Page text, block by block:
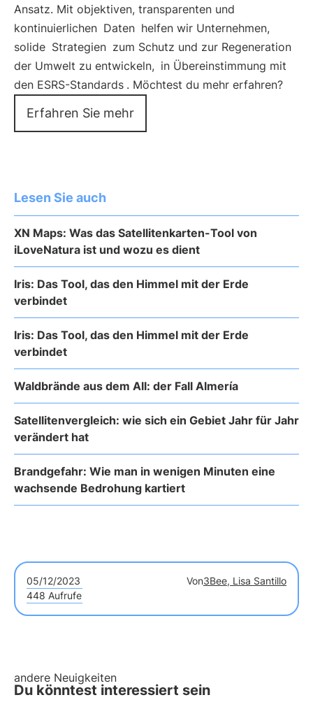
Ansatz. Mit objektiven, transparenten und
kontinuierlichen Daten helfen wir Unternehmen,
solide Strategien zum Schutz und zur Regeneration
der Umwelt zu entwickeln, in Übereinstimmung mit
den ESRS-Standards . Möchtest du mehr erfahren?
Erfahren Sie mehr
Lesen Sie auch
XN Maps: Was das Satellitenkarten-Tool von
iLoveNatura ist und wozu es dient
Iris: Das Tool, das den Himmel mit der Erde
verbindet
Iris: Das Tool, das den Himmel mit der Erde
verbindet
Waldbrände aus dem All: der Fall Almería
Satellitenvergleich: wie sich ein Gebiet Jahr für Jahr
verändert hat
Brandgefahr: Wie man in wenigen Minuten eine
wachsende Bedrohung kartiert
05/12/2023 Von3Bee, Lisa Santillo
448 Aufrufe
andere Neuigkeiten
Du könntest interessiert sein